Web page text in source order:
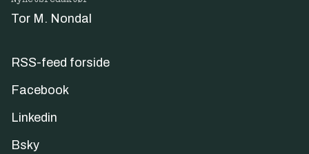
Tor M. Nondal
RSS-feed forside
Facebook
Linkedin
Bsky